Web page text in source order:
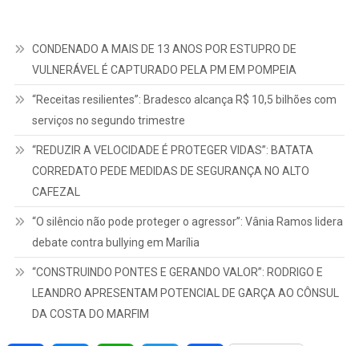
CONDENADO A MAIS DE 13 ANOS POR ESTUPRO DE
VULNERÁVEL É CAPTURADO PELA PM EM POMPEIA
“Receitas resilientes”: Bradesco alcança R$ 10,5 bilhões com
serviços no segundo trimestre
“REDUZIR A VELOCIDADE É PROTEGER VIDAS”: BATATA
CORREDATO PEDE MEDIDAS DE SEGURANÇA NO ALTO
CAFEZAL
“O silêncio não pode proteger o agressor”: Vânia Ramos lidera
debate contra bullying em Marília
“CONSTRUINDO PONTES E GERANDO VALOR”: RODRIGO E
LEANDRO APRESENTAM POTENCIAL DE GARÇA AO CÔNSUL
DA COSTA DO MARFIM